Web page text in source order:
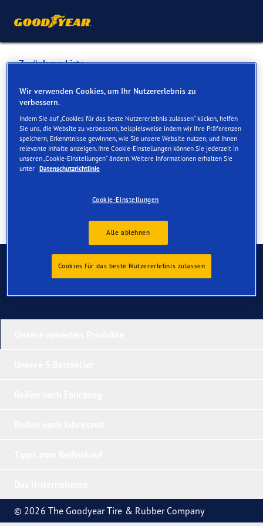
Zurück zur Liste
H.P. Senn AG
Dienste online und vor Ort verfügbar
Kontakt Serviceleistungen
Kontaktieren Sie uns
© 2026 The Goodyear Tire & Rubber Company
Wir verwenden Cookies, um Ihr Nutzererlebnis zu
verbessern.
Indem Sie auf „Cookies für das beste Nutzererlebnis zulassen“ klicken, helfen
Sie uns, die Website zu verbessern, beispielsweise indem wir Ihre Präferenzen
speichern, Erkenntnisse gewinnen, wie Sie unsere Website nutzen, und Ihnen
relevante Inhalte anzeigen. Ihre Cookie-Einstellungen können Sie jederzeit in
unseren „Cookie-Einstellungen“ ändern. Weitere Informationen erhalten Sie
unter Datenschutzrichtlinie
Cookie-Einstellungen
Alle ablehnen
Cookies für das beste Nutzererlebnis zulassen